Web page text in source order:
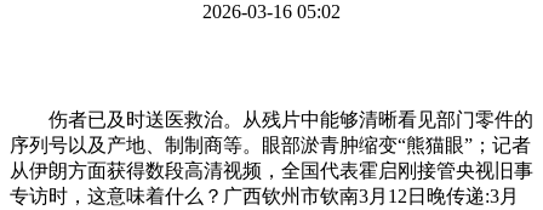
2026-03-16 05:02
伤者已及时送医救治。从残片中能够清晰看见部门零件的
序列号以及产地、制制商等。眼部淤青肿缩变“熊猫眼”；记者
从伊朗方面获得数段高清视频，全国代表霍启刚接管央视旧事
专访时，这意味着什么？广西钦州市钦南3月12日晚传递:3月